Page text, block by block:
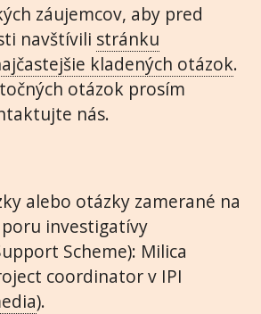
záujemcov, aby pred
navštívili stránku
kladených otázok.
otázok prosím
nás.
alebo otázky zamerané na
investigatívy
Scheme): Milica
coordinator v IPI
).